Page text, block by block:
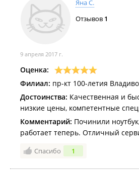
Яна С.
Отзывов 1
9 апреля 2017 г.
Оценка:
Филиал: пр-кт 100-летия
Достоинства: Качественная и
низкие цены, компетентные
Комментарий: Починили
работает теперь. Отличный
Спасибо 1